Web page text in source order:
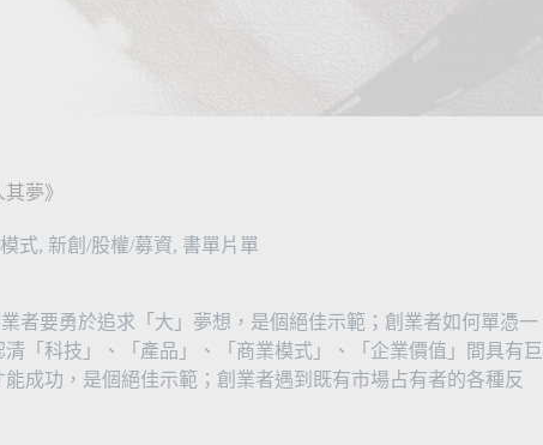
夢》
式, 新創/股權/募資, 書單片單
者要勇於追求「大」夢想，是個絕佳示範；創業者如何單憑一
「科技」、「產品」、「商業模式」、「企業價值」間具有巨
成功，是個絕佳示範；創業者遇到既有市場占有者的各種反